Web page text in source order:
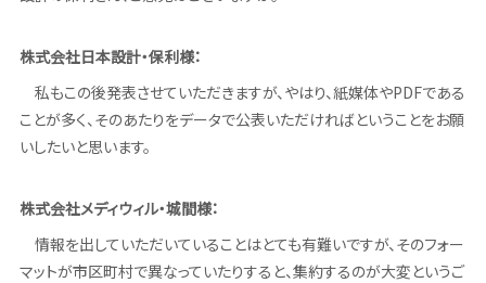
株式会社日本設計・保利様：
私もこの後発表させていただきますが、やはり、紙媒体やPDFである
ことが多く、そのあたりをデータで公表いただければということをお願
いしたいと思います。
株式会社メディウィル・城間様：
情報を出していただいていることはとても有難いですが、そのフォー
マットが市区町村で異なっていたりすると、集約するのが大変というご